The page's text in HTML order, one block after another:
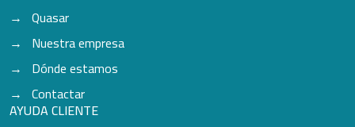
Quasar
Nuestra empresa
Dónde estamos
Contactar
AYUDA CLIENTE